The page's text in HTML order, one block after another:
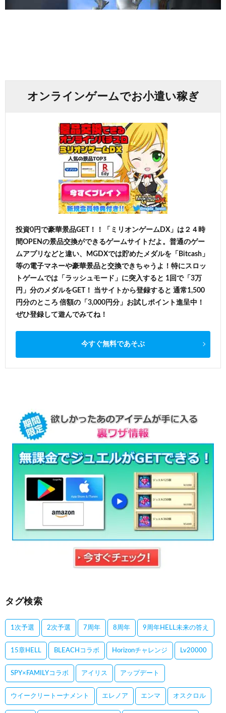
オンラインゲームでお小遣い稼ぎ
投資0円で豪華景品GET！！「ミリオンゲームDX」は２４時
間OPENの景品交換ができるゲームサイトだよ。普通のゲー
ムアプリなどと違い、MGDXでは貯めたメダルを「Bitcash」
等の電子マネーや豪華景品と交換できちゃうよ！特にスロッ
トゲームでは「ラッシュモード」に突入すると 1回で「3万
円」分のメダルをGET！ 当サイトから登録すると 通常1,500
円分のところ 倍額の「3,000円分」お試しポイント進呈中！
ぜひ登録して遊んでみてね！
今すぐ無料であそぶ
タグ検索
1次予選 2次予選 7周年 8周年 9周年HELL未来の答え
15章HELL BLEACHコラボ Horizonチャレンジ Lv20000
SPY×FAMILYコラボ アイリス アップデート
ウイークリートーナメント エレノア エンマ オスクロル